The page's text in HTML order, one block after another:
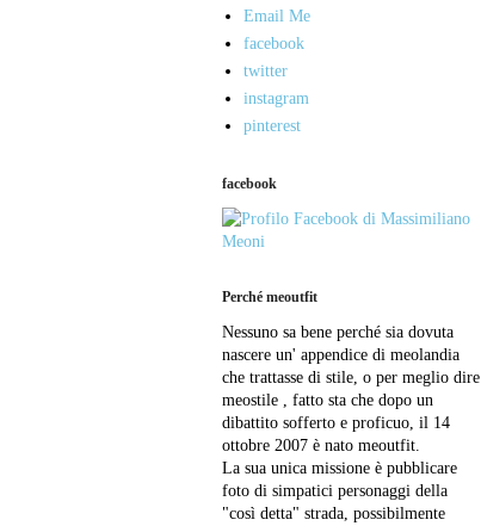
Email Me
facebook
twitter
instagram
pinterest
facebook
Perché meoutfit
Nessuno sa bene perché sia dovuta
nascere un' appendice di meolandia
che trattasse di stile, o per meglio dire
meostile , fatto sta che dopo un
dibattito sofferto e proficuo, il 14
ottobre 2007 è nato meoutfit.
La sua unica missione è pubblicare
foto di simpatici personaggi della
"così detta" strada, possibilmente